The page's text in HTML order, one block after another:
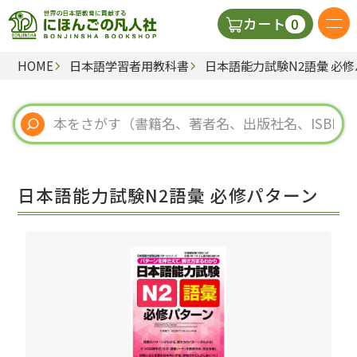
カート 0
日本語の教科書
視聴覚・補助教材
教師用参考書
HOME 日本語学習者用教科書 日本語能力試験N2語彙 必
日本語能力試験N2語彙 必修パターン